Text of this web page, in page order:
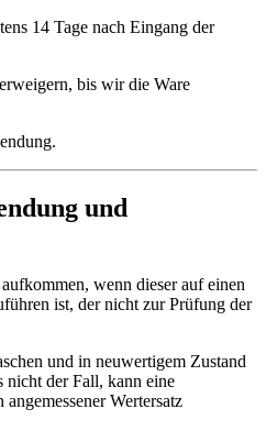
14 Tage nach Eingang der
bis wir die Ware
und
wenn dieser auf einen
ist, der nicht zur Prüfung der
und in neuwertigem Zustand
nicht der Fall, kann eine
Wertersatz